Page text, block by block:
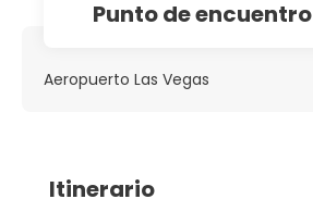
Punto de encuentro
Aeropuerto Las Vegas
Itinerario